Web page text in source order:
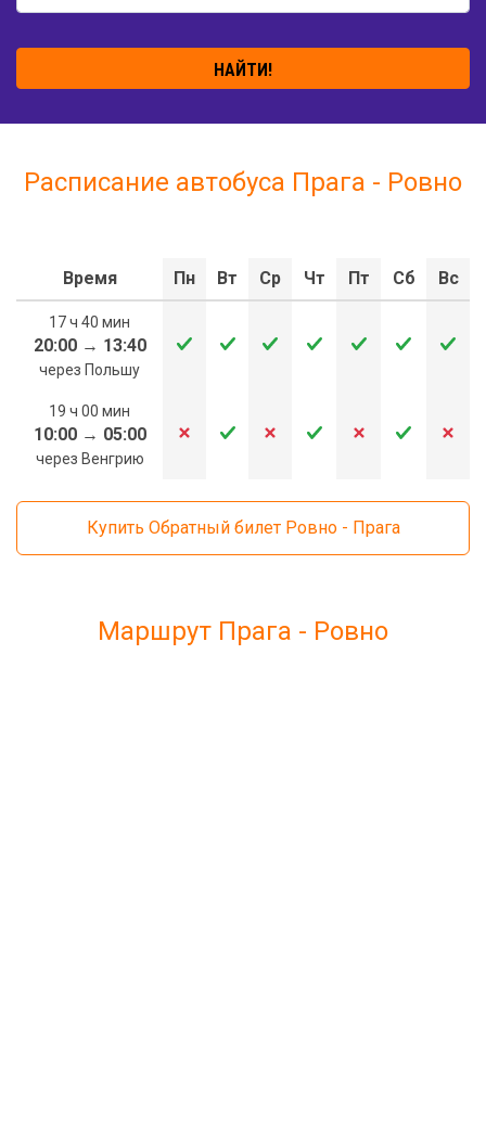
НАЙТИ!
Расписание автобуса Прага - Ровно
Время Пн Вт Ср Чт Пт Сб Вс
17 ч 40 мин
20:00→ 13:40
через Польшу
19 ч 00 мин
10:00→ 05:00
через Венгрию
Купить Обратный билет Ровно - Прага
Маршрут Прага - Ровно